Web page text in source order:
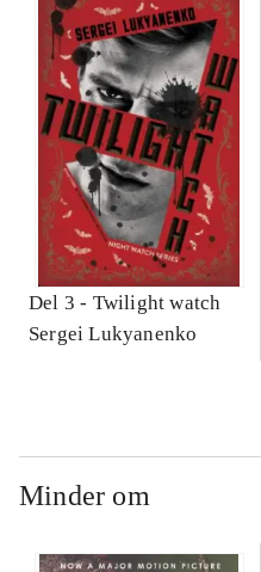
Del 3 - Twilight watch
Sergei Lukyanenko
Minder om